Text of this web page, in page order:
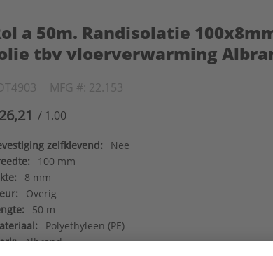
a 50m. Randisolatie
tbv vloerverwarming
MFG #: 22.153
/ 1.00
zelfklevend:
Nee
100 mm
8 mm
Overig
50 m
Polyethyleen (PE)
Albrand